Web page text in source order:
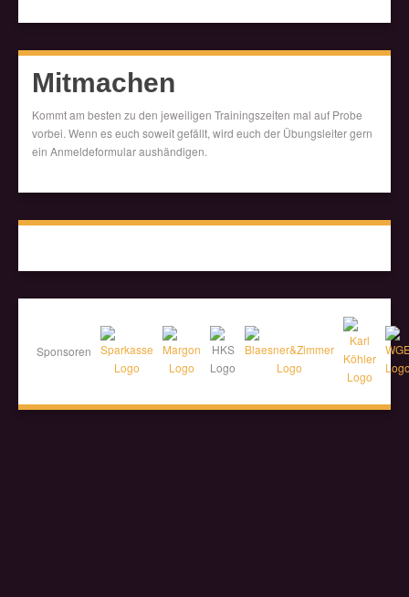
Mitmachen
Kommt am besten zu den jeweiligen Trainingszeiten mal auf Probe
vorbei. Wenn es euch soweit gefällt, wird euch der Übungsleiter gern
ein Anmeldeformular aushändigen.
Sponsoren